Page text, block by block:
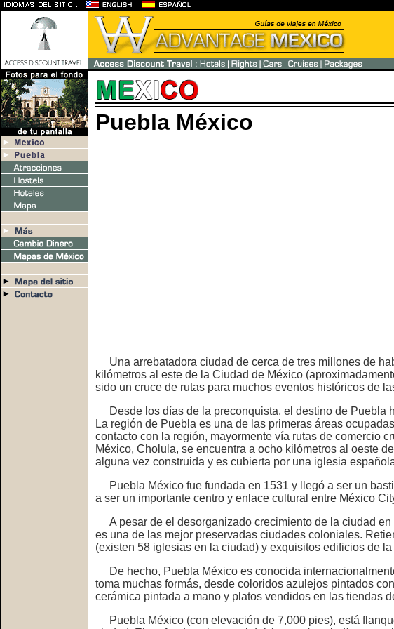
Puebla México
Una arrebatadora ciudad de cerca de tres millones de
kilómetros al este de la Ciudad de México
sido un cruce de rutas para muchos eventos históricos de
Desde los días de la preconquista, el destino de Puebla
La región de Puebla es una de las primeras áreas
contacto con la región, mayormente vía rutas de comercio
México, Cholula, se encuentra a ocho kilómetros al oeste
alguna vez construida y es cubierta por una iglesia
Puebla México fue fundada en 1531 y llegó a ser un
a ser un importante centro y enlace cultural entre México
A pesar de el desorganizado crecimiento de la ciudad en
es una de las mejor preservadas ciudades coloniales.
(existen 58 iglesias en la ciudad) y exquisitos edificios de
De hecho, Puebla México es conocida
toma muchas formás, desde coloridos azulejos pintados
cerámica pintada a mano y platos vendidos en las tiendas
Puebla México (con elevación de 7,000 pies), está